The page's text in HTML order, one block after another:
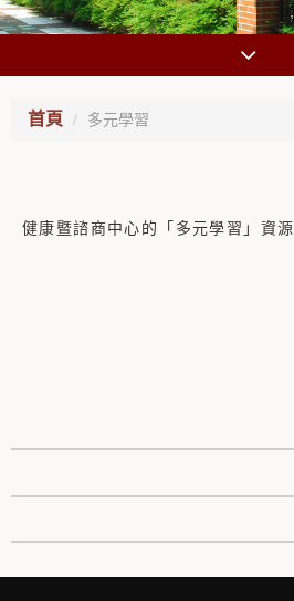
首頁 多元學習
健康暨諮商中心的「多元學習」資源